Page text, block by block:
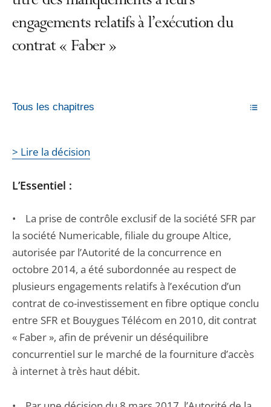
engagements relatifs à l’exécution du
contrat « Faber »
Tous les chapitres
> Lire la décision
L’Essentiel :
• La prise de contrôle exclusif de la société SFR par
la société Numericable, filiale du groupe Altice,
autorisée par l’Autorité de la concurrence en
octobre 2014, a été subordonnée au respect de
plusieurs engagements relatifs à l’exécution d’un
contrat de co-investissement en fibre optique conclu
entre SFR et Bouygues Télécom en 2010, dit contrat
« Faber », afin de prévenir un déséquilibre
concurrentiel sur le marché de la fourniture d’accès
à internet à très haut débit.